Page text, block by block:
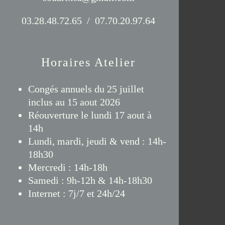
03.28.48.72.65 / 07.70.20.97.64
Horaires Atelier
Congés annuels du 25 juillet
inclus au 15 aout 2026
Réouverture le lundi 17 aout à
14h
Lundi, mardi, jeudi & vend : 14h-
18h30
Mercredi : 14h-18h
Samedi : 9h-12h & 14h-18h30
Internet : 7j/7 et 24h/24